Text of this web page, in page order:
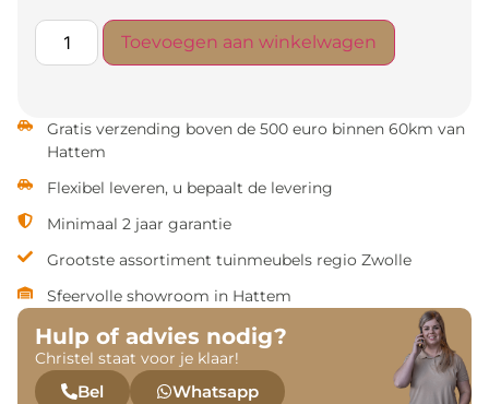
Toevoegen aan winkelwagen
Gratis verzending boven de 500 euro binnen 60km van
Hattem
Flexibel leveren, u bepaalt de levering
Minimaal 2 jaar garantie
Grootste assortiment tuinmeubels regio Zwolle
Sfeervolle showroom in Hattem
Hulp of advies nodig?
Christel staat voor je klaar!
Bel Whatsapp